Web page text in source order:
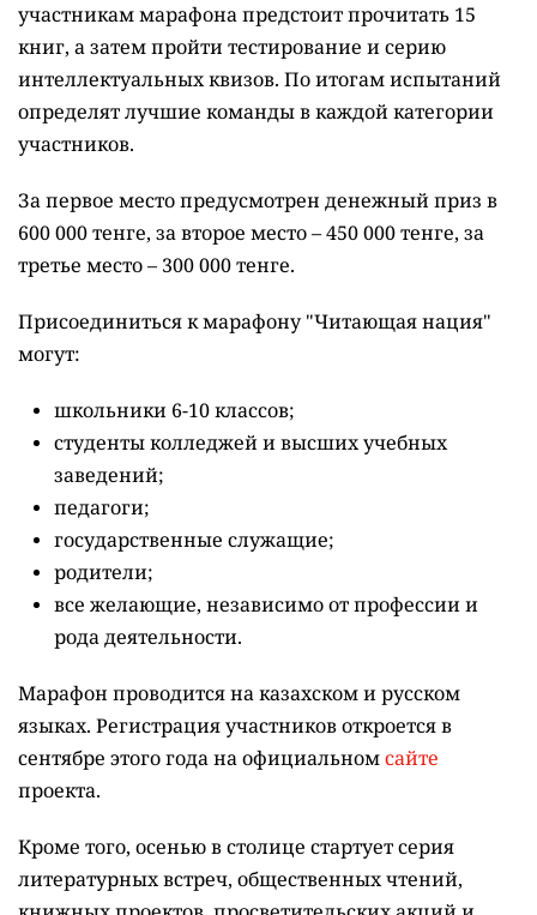
участникам марафона предстоит прочитать 15
книг, а затем пройти тестирование и серию
интеллектуальных квизов. По итогам испытаний
определят лучшие команды в каждой категории
участников.
За первое место предусмотрен денежный приз в
600 000 тенге, за второе место – 450 000 тенге, за
третье место – 300 000 тенге.
Присоединиться к марафону "Читающая нация"
могут:
школьники 6-10 классов;
студенты колледжей и высших учебных
заведений;
педагоги;
государственные служащие;
родители;
все желающие, независимо от профессии и
рода деятельности.
Марафон проводится на казахском и русском
языках. Регистрация участников откроется в
сентябре этого года на официальномсайте
проекта.
Кроме того, осенью в столице стартует серия
литературных встреч, общественных чтений,